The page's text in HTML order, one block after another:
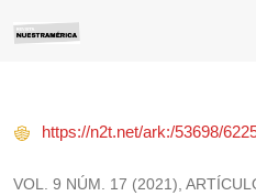
Internacionalización de la
VOL. 9 NÚM. 17 (2021)
https://n2t.net/ark:/53698/